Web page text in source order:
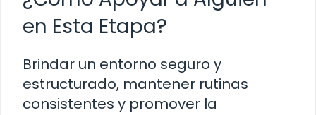
en Esta Etapa?
Brindar un entorno seguro y
estructurado, mantener rutinas
consistentes y promover la